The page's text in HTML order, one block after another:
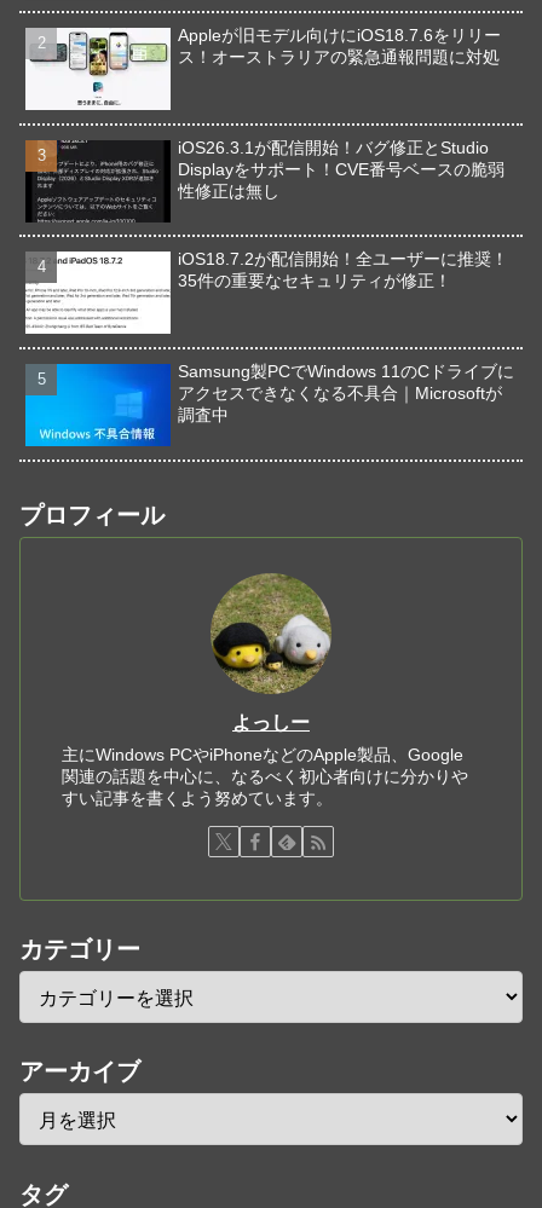
Appleが旧モデル向けにiOS18.7.6をリリー
ス！オーストラリアの緊急通報問題に対処
iOS26.3.1が配信開始！バグ修正とStudio
Displayをサポート！CVE番号ベースの脆弱
性修正は無し
iOS18.7.2が配信開始！全ユーザーに推奨！
35件の重要なセキュリティが修正！
Samsung製PCでWindows 11のCドライブに
アクセスできなくなる不具合｜Microsoftが
調査中
プロフィール
よっしー
主にWindows PCやiPhoneなどのApple製品、Google
関連の話題を中心に、なるべく初心者向けに分かりや
すい記事を書くよう努めています。
カテゴリー
アーカイブ
タグ